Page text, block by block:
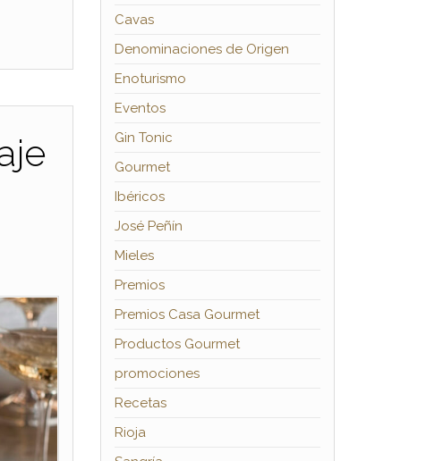
Cavas
Denominaciones de Origen
Enoturismo
Eventos
Gin Tonic
Gourmet
Ibéricos
José Peñín
Mieles
Premios
Premios Casa Gourmet
Productos Gourmet
promociones
Recetas
Rioja